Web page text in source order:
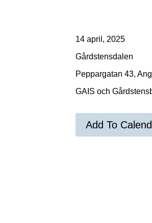
14 april, 2025
Gårdstensdalen
Peppargatan 43,
GAIS och
Add To